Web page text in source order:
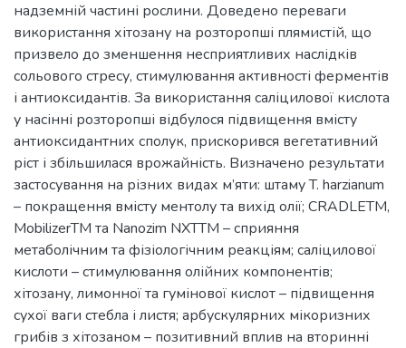
надземній частині рослини. Доведено переваги
використання хітозану на розторопші плямистій, що
призвело до зменшення несприятливих наслідків
сольового стресу, стимулювання активності ферментів
і антиоксидантів. За використання саліцилової кислота
у насінні розторопші відбулося підвищення вмісту
антиоксидантних сполук, прискорився вегетативний
ріст і збільшилася врожайність. Визначено результати
застосування на різних видах м’яти: штаму T. harzianum
– покращення вмісту ментолу та вихід олії; CRADLETM,
MobilizerTM та Nanozim NXTTM – сприяння
метаболічним та фізіологічним реакціям; саліцилової
кислоти – стимулювання олійних компонентів;
хітозану, лимонної та гумінової кислот – підвищення
сухої ваги стебла і листя; арбускулярних мікоризних
грибів з хітозаном – позитивний вплив на вторинні